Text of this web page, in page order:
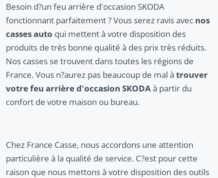
Besoin d?un feu arrière d'occasion SKODA
fonctionnant parfaitement ? Vous serez ravis avec nos
casses auto qui mettent à votre disposition des
produits de très bonne qualité à des prix très réduits.
Nos casses se trouvent dans toutes les régions de
France. Vous n?aurez pas beaucoup de mal à trouver
votre feu arrière d'occasion SKODAà partir du
confort de votre maison ou bureau.
Chez France Casse, nous accordons une attention
particulière à la qualité de service. C?est pour cette
raison que nous mettons à votre disposition des outils